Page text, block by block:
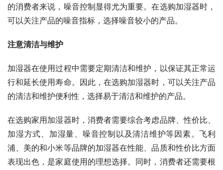
的消费者来说，噪音控制显得尤为重要。在选购加湿器时，
可以关注产品的噪音指标，选择噪音较小的产品。
注意清洁与维护
加湿器在使用过程中需要定期清洁和维护，以保证其正常运
行和延长使用寿命。因此，在选购加湿器时，可以关注产品
的清洁和维护便利性，选择易于清洁和维护的产品。
在选购家用加湿器时，消费者需要综合考虑品牌、性价比、
加湿方式、加湿量、噪音控制以及清洁维护等因素。飞利
浦、美的和小米等品牌的加湿器在性能、品质和性价比方面
表现出色，是家庭使用的理想选择。同时，消费者还需要根